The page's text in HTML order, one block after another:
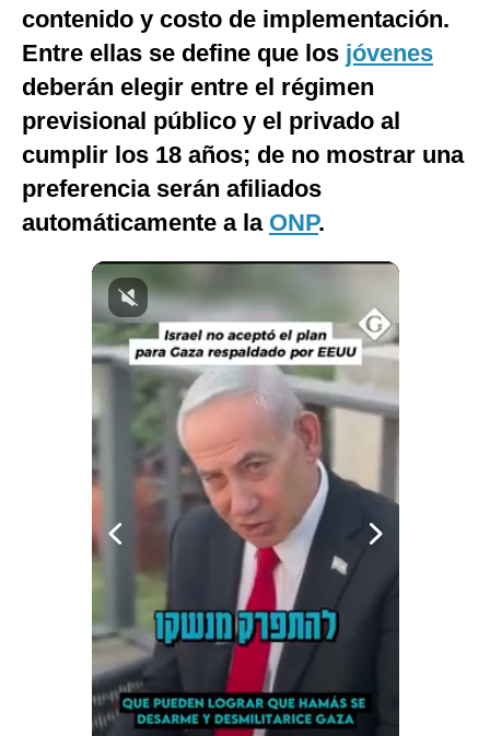
España
Internacional
Tecnología
Club del Suscriptor
Mix
Notas Contratadas
Fotogalerías
gestion.pe
Condiciones
contenido y costo de implementación.
Entre ellas se define que los jóvenes
deberán elegir entre el régimen
previsional público y el privado al
cumplir los 18 años; de no mostrar una
preferencia serán afiliados
automáticamente a la ONP.